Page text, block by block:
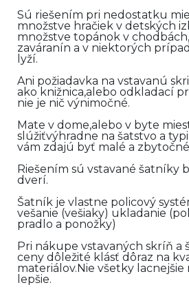
Sú riešením pri nedostatku
množstve hračiek v detských
množstve topánok v
zaváranín a v niektorých
lyží.
Ani požiadavka na vstavanú
ako knižnica,alebo odkladací
nie je nič výnimočné.
Mate v dome,alebo v byte
slúžiťvýhradne na šatstvo a
vám zdajú byť malé a
Riešením sú vstavané šatníky
dverí.
Šatník je vlastne policový
vešanie (vešiaky) ukladanie
pradlo a ponožky)
Pri nákupe vstavaných skríň a
ceny dôležité klásť dôraz na
materiálov.Nie všetky lacnejšie
lepšie.